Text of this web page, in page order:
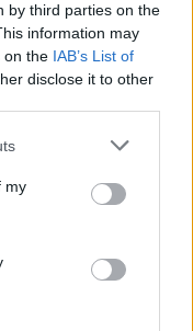
by third parties on the
information may
on the IAB’s List of
disclose it to other
or more Google
You may click to
third-party tags to
in below Google
my